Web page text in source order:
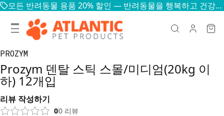
모든 반려동물 용품 20% 할인 — 반려동물을 행복하고 건강하게
PROZYM
Prozym 덴탈 스틱 스몰/미디엄(20kg 이
하) 12개입
리뷰 작성하기
00 리뷰